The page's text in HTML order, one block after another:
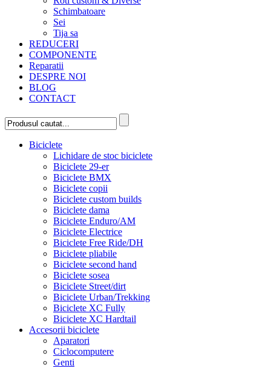
Schimbatoare
Sei
Tija sa
REDUCERI
COMPONENTE
Reparatii
DESPRE NOI
BLOG
CONTACT
Biciclete
Lichidare de stoc biciclete
Biciclete 29-er
Biciclete BMX
Biciclete copii
Biciclete custom builds
Biciclete dama
Biciclete Enduro/AM
Biciclete Electrice
Biciclete Free Ride/DH
Biciclete pliabile
Biciclete second hand
Biciclete sosea
Biciclete Street/dirt
Biciclete Urban/Trekking
Biciclete XC Fully
Biciclete XC Hardtail
Accesorii biciclete
Aparatori
Ciclocomputere
Genti